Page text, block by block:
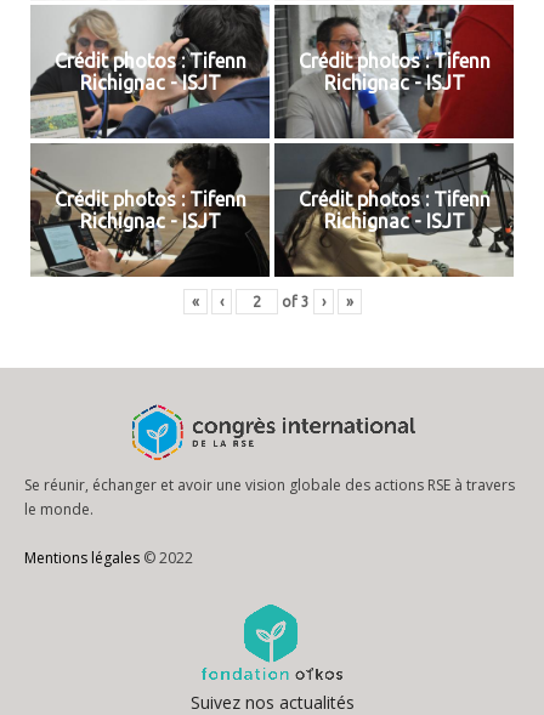
Crédit photos : Tifenn
Richignac - ISJT
Crédit photos : Tifenn
Richignac - ISJT
Crédit photos : Tifenn
Richignac - ISJT
Crédit photos : Tifenn
Richignac - ISJT
« ‹ of 3 › »
Se réunir, échanger et avoir une vision globale des actions RSE à travers
le monde.
Mentions légales © 2022
Suivez nos actualités